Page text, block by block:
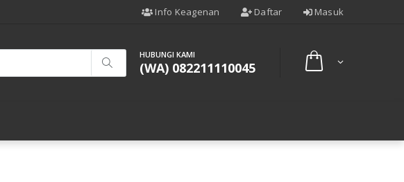
Info Keagenan Daftar Masuk
HUBUNGI KAMI
(WA) 082211110045